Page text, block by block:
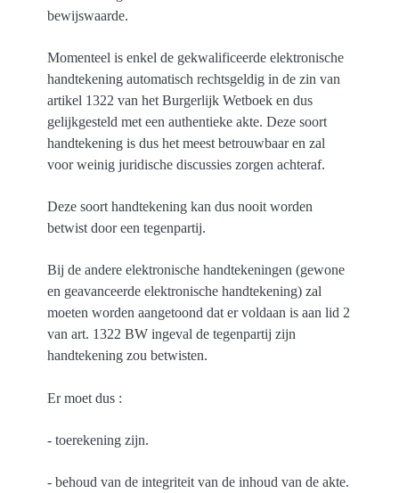
bewijswaarde.
Momenteel is enkel de gekwalificeerde elektronische
handtekening automatisch rechtsgeldig in de zin van
artikel 1322 van het Burgerlijk Wetboek en dus
gelijkgesteld met een authentieke akte. Deze soort
handtekening is dus het meest betrouwbaar en zal
voor weinig juridische discussies zorgen achteraf.
Deze soort handtekening kan dus nooit worden
betwist door een tegenpartij.
Bij de andere elektronische handtekeningen (gewone
en geavanceerde elektronische handtekening) zal
moeten worden aangetoond dat er voldaan is aan lid 2
van art. 1322 BW ingeval de tegenpartij zijn
handtekening zou betwisten.
Er moet dus :
- toerekening zijn.
- behoud van de integriteit van de inhoud van de akte.